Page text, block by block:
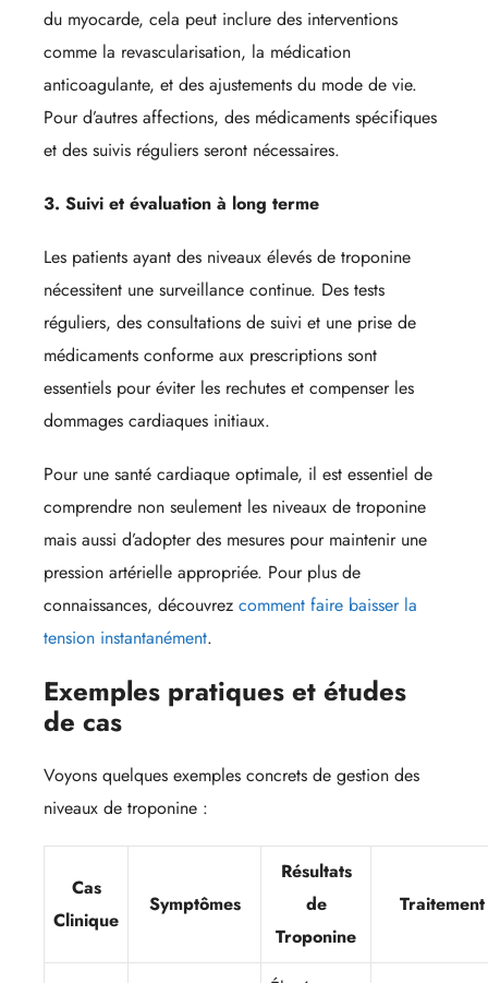
du myocarde, cela peut inclure des interventions
comme la revascularisation, la médication
anticoagulante, et des ajustements du mode de vie.
Pour d’autres affections, des médicaments spécifiques
et des suivis réguliers seront nécessaires.
3. Suivi et évaluation à long terme
Les patients ayant des niveaux élevés de troponine
nécessitent une surveillance continue. Des tests
réguliers, des consultations de suivi et une prise de
médicaments conforme aux prescriptions sont
essentiels pour éviter les rechutes et compenser les
dommages cardiaques initiaux.
Pour une santé cardiaque optimale, il est essentiel de
comprendre non seulement les niveaux de troponine
mais aussi d’adopter des mesures pour maintenir une
pression artérielle appropriée. Pour plus de
connaissances, découvrez comment faire baisser la
tension instantanément.
Exemples pratiques et études
de cas
Voyons quelques exemples concrets de gestion des
niveaux de troponine :
Cas
Clinique
Symptômes
Résultats
de
Troponine
Traitement